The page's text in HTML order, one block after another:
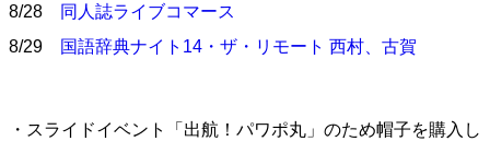
8/28
同人誌ライブコマース
8/29
国語辞典ナイト14・ザ・リモート 西村、古賀
・スライドイベント「出航！パワポ丸」のため帽子を購入し